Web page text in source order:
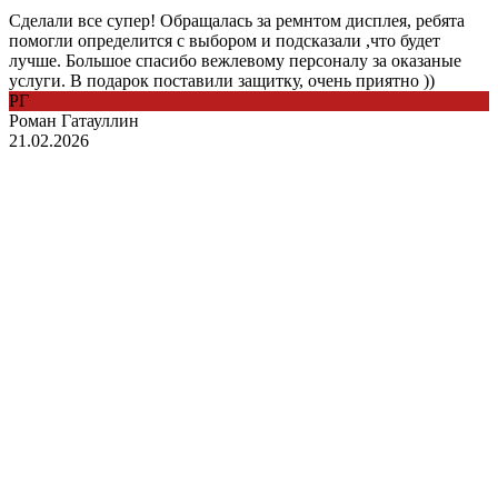
Сделали все супер! Обращалась за ремнтом дисплея, ребята
помогли определится с выбором и подсказали ,что будет
лучше. Большое спасибо вежлевому персоналу за оказаные
услуги. В подарок поставили защитку, очень приятно ))
РГ
Роман Гатауллин
21.02.2026